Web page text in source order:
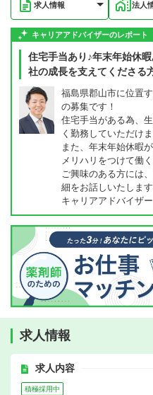
求人情報 法人
キャリアアドバイザーのレポート
住宅手当あり♪年末年始休
社の成長を支えてくださる
福島県郡山市に位置
の募集です！
住宅手当がある為、
く勤務していただけ
また、年末年始休暇
メリハリをつけて働
ご興味のある方には
細をお話しいたしま
キャリアアドバイ
求人情報
求人内容
積極採用中